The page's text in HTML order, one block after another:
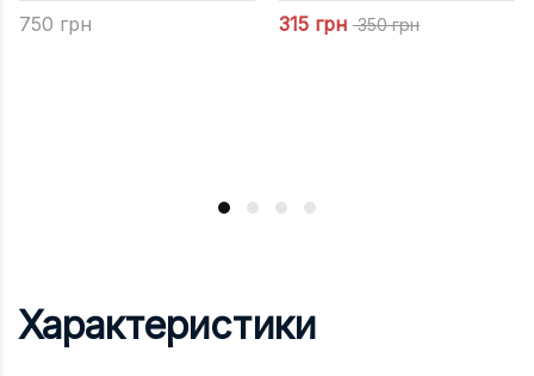
750 грн 315 грн 350 грн
Характеристики